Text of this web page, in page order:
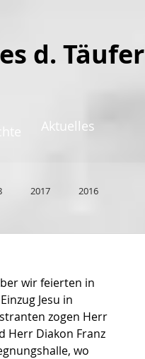
d. Täufer
Aktuelles
2017 2016
wir feierten in
Jesu in
zogen Herr
Herr Diakon Franz
wo